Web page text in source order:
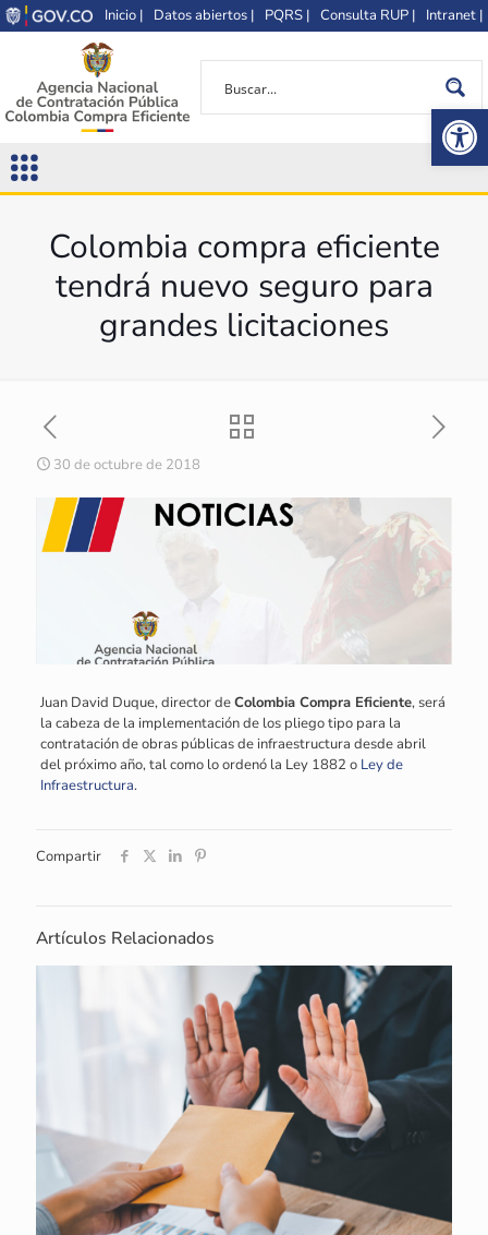
Inicio | Datos abiertos | PQRS | Consulta RUP | Intranet |
Colombia compra eficiente
tendrá nuevo seguro para
grandes licitaciones
30 de octubre de 2018
Juan David Duque, director deColombia Compra Eficiente, será
la cabeza de la implementación de los pliego tipo para la
contratación de obras públicas de infraestructura desde abril
del próximo año, tal como lo ordenó la Ley 1882 o Ley de
Infraestructura.
Compartir
Artículos Relacionados